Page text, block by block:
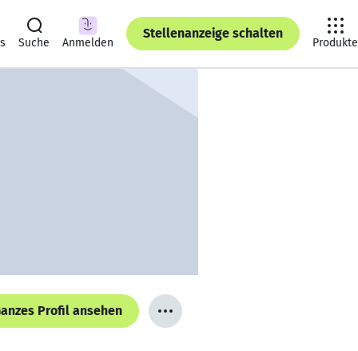
Suche Anmelden
Stellenanzeige schalten
Produkte
Profil ansehen